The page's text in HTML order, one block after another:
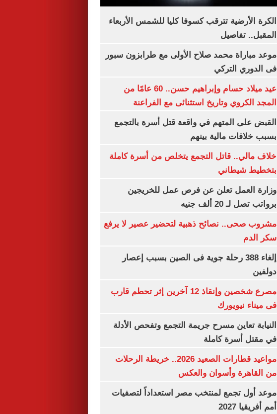
الكرة الأرضية تترقب كسوفا كليا للشمس الأربعاء
المقبل.. تفاصيل
موعد مباراة محمد صلاح الأولى مع طرابزون سبور
فى الدوري التركي
عيد ميلاد حسام وإبراهيم حسن.. 60 عامًا من
المجد الكروي وتاريخ استثنائى مع الفراعنة
القبض على المتهم في واقعة قتل أسرة بالتجمع
بسبب خلافات مالية بينهم
خلاف مالي.. قاتل التجمع يتخلص من أسرة كاملة
بتخطيط شيطاني
وزارة العمل تعلن عن فرص عمل للخريجين
برواتب تصل لـ 20 ألف جنيه
مشروب صحى.. نصائح ذهبية لتحضير عصير لا يرفع
سكر الدم
إلغاء 388 رحلة جوية فى الصين بسبب إعصار
دولفين
مصرع شخصين وإنقاذ 12 آخرين إثر تحطم قارب
فى ميناء نيويورك
النيابة تعاين مسرح جريمة التجمع وتفحص الأدلة
في مقتل أسرة كاملة
مواعيد قطارات الصعيد 2026.. خريطة الرحلات
من القاهرة وأسوان والعكس
موعد أول تجمع لمنتخب مصر استعداداً لتصفيات
أمم أفريقيا 2027